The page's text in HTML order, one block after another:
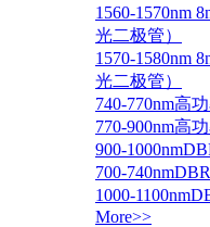
1560-1570nm
光二极管）
1570-1580nm
光二极管）
740-770nm高
770-900nm高
900-
700-
1000-
More>>